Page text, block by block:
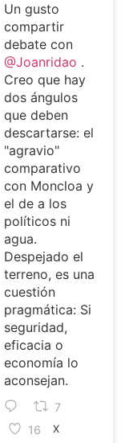
Un gusto
compartir
debate con
@Joanridao .
Creo que hay
dos ángulos
que deben
descartarse: el
"agravio"
comparativo
con Moncloa y
el de a los
políticos ni
agua.
Despejado el
terreno, es una
cuestión
pragmática: Si
seguridad,
eficacia o
economía lo
aconsejan.
7
16
X